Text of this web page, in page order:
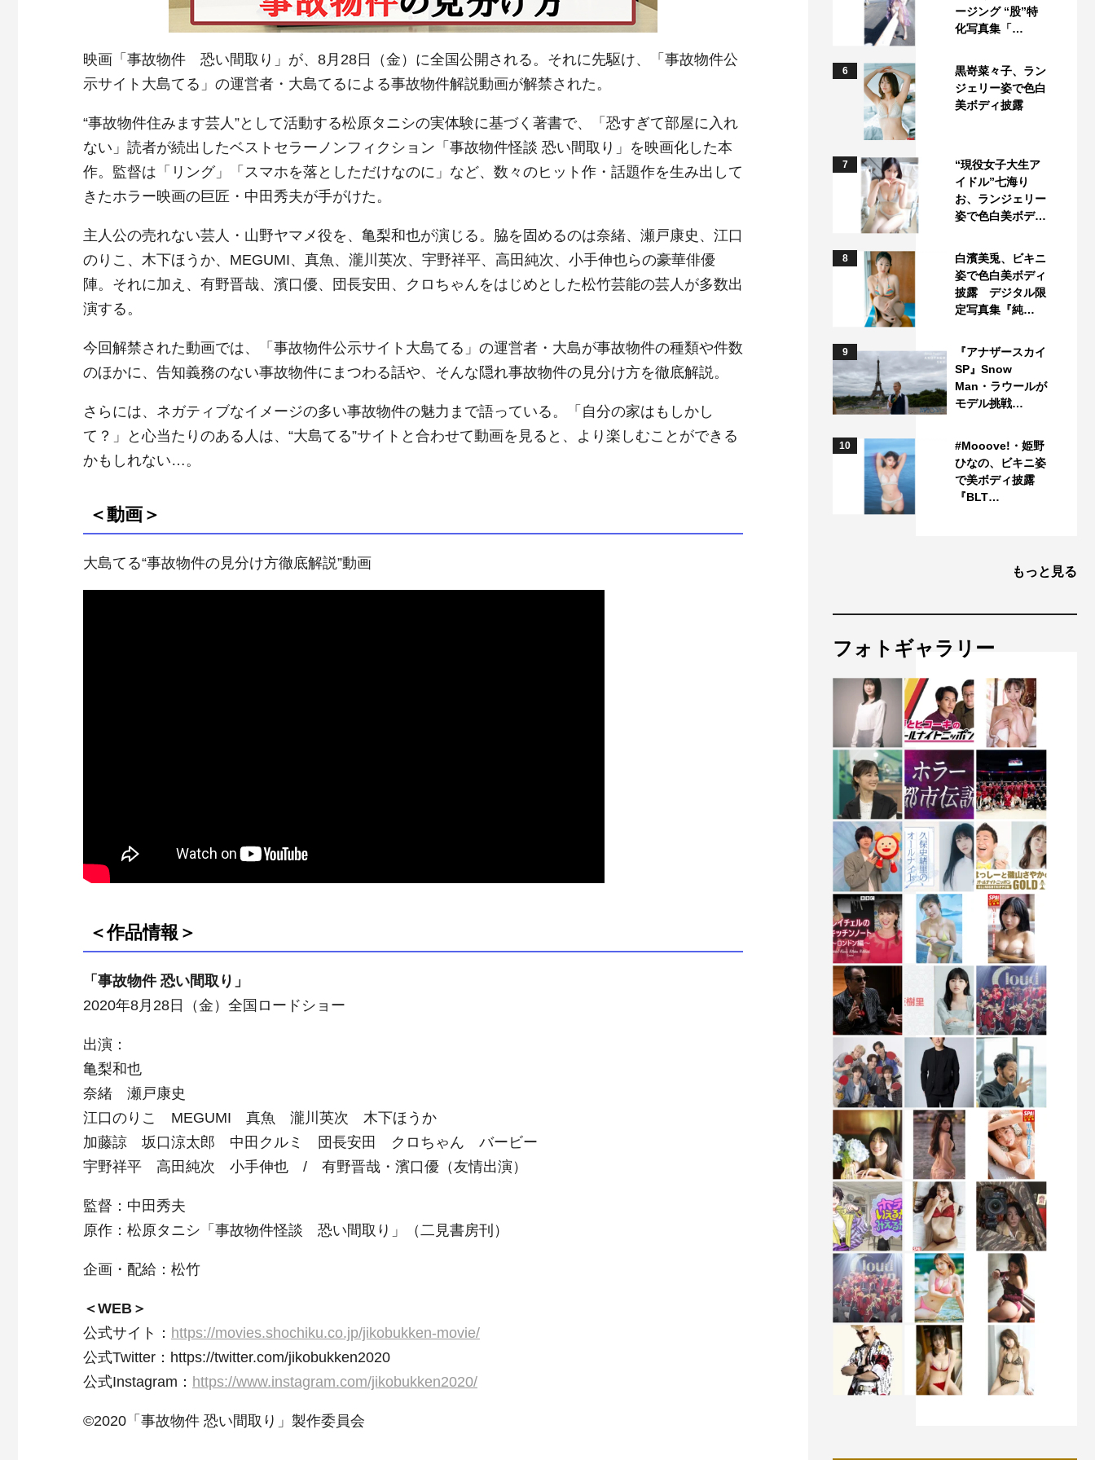
映画「事故物件 恐い間取り」が、8月28日（金）に全国公開される。それに先駆け、「事故物件公
示サイト大島てる」の運営者・大島てるによる事故物件解説動画が解禁された。
“事故物件住みます芸人”として活動する松原タニシの実体験に基づく著書で、「恐すぎて部屋に入れ
ない」読者が続出したベストセラーノンフィクション「事故物件怪談 恐い間取り」を映画化した本
作。監督は「リング」「スマホを落としただけなのに」など、数々のヒット作・話題作を生み出して
きたホラー映画の巨匠・中田秀夫が手がけた。
主人公の売れない芸人・山野ヤマメ役を、亀梨和也が演じる。脇を固めるのは奈緒、瀬戸康史、江口
のりこ、木下ほうか、MEGUMI、真魚、瀧川英次、宇野祥平、高田純次、小手伸也らの豪華俳優
陣。それに加え、有野晋哉、濱口優、団長安田、クロちゃんをはじめとした松竹芸能の芸人が多数出
演する。
今回解禁された動画では、「事故物件公示サイト大島てる」の運営者・大島が事故物件の種類や件数
のほかに、告知義務のない事故物件にまつわる話や、そんな隠れ事故物件の見分け方を徹底解説。
さらには、ネガティブなイメージの多い事故物件の魅力まで語っている。「自分の家はもしかし
て？」と心当たりのある人は、“大島てる”サイトと合わせて動画を見ると、より楽しむことができる
かもしれない…。
＜動画＞
大島てる“事故物件の見分け方徹底解説”動画
＜作品情報＞
「事故物件 恐い間取り」
2020年8月28日（金）全国ロードショー
出演：
亀梨和也
奈緒 瀬戸康史
江口のりこ MEGUMI 真魚 瀧川英次 木下ほうか
加藤諒 坂口涼太郎 中田クルミ 団長安田 クロちゃん バービー
宇野祥平 高田純次 小手伸也 / 有野晋哉・濱口優（友情出演）
監督：中田秀夫
原作：松原タニシ「事故物件怪談 恐い間取り」（二見書房刊）
企画・配給：松竹
＜WEB＞
公式サイト： https://movies.shochiku.co.jp/jikobukken-movie/
公式Twitter：https://twitter.com/jikobukken2020
公式Instagram： https://www.instagram.com/jikobukken2020/
©2020「事故物件 恐い間取り」製作委員会
ージング “股”特
化写真集「…
6
黒嵜菜々子、ラン
ジェリー姿で色白
美ボディ披露
7
“現役女子大生ア
イドル”七海り
お、ランジェリー
姿で色白美ボデ…
8
白濱美兎、ビキニ
姿で色白美ボディ
披露 デジタル限
定写真集『純…
9
『アナザースカイ
SP』Snow
Man・ラウールが
モデル挑戦…
10
#Mooove!・姫野
ひなの、ビキニ姿
で美ボディ披露
『BLT…
もっと見る
フォトギャラリー